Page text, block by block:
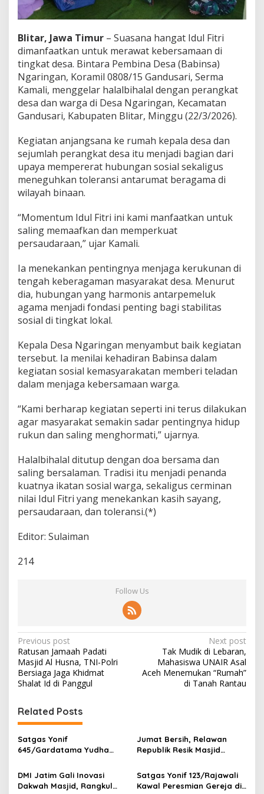
i
g
a
P
e
r
k
u
a
T
o
l
e
r
s
i
W
a
g
a
Blitar, Jawa Timur – Suasana hangat Idul Fitri
dimanfaatkan untuk merawat kebersamaan di
tingkat desa. Bintara Pembina Desa (Babinsa)
Ngaringan, Koramil 0808/15 Gandusari, Serma
Kamali, menggelar halalbihalal dengan perangkat
desa dan warga di Desa Ngaringan, Kecamatan
Gandusari, Kabupaten Blitar, Minggu (22/3/2026).
Kegiatan anjangsana ke rumah kepala desa dan
sejumlah perangkat desa itu menjadi bagian dari
upaya mempererat hubungan sosial sekaligus
meneguhkan toleransi antarumat beragama di
wilayah binaan.
“Momentum Idul Fitri ini kami manfaatkan untuk
saling memaafkan dan memperkuat
persaudaraan,” ujar Kamali.
Ia menekankan pentingnya menjaga kerukunan di
tengah keberagaman masyarakat desa. Menurut
dia, hubungan yang harmonis antarpemeluk
agama menjadi fondasi penting bagi stabilitas
sosial di tingkat lokal.
Kepala Desa Ngaringan menyambut baik kegiatan
tersebut. Ia menilai kehadiran Babinsa dalam
kegiatan sosial kemasyarakatan memberi teladan
dalam menjaga kebersamaan warga.
“Kami berharap kegiatan seperti ini terus dilakukan
agar masyarakat semakin sadar pentingnya hidup
rukun dan saling menghormati,” ujarnya.
Halalbihalal ditutup dengan doa bersama dan
saling bersalaman. Tradisi itu menjadi penanda
kuatnya ikatan sosial warga, sekaligus cerminan
nilai Idul Fitri yang menekankan kasih sayang,
persaudaraan, dan toleransi.(*)
Editor: Sulaiman
214
Follow Us
P
o
s
t
n
a
v
i
g
Previous post
Ratusan Jamaah Padati
Masjid Al Husna, TNI-Polri
Bersiaga Jaga Khidmat
Shalat Id di Panggul
Next post
Tak Mudik di Lebaran,
Mahasiswa UNAIR Asal
Aceh Menemukan “Rumah”
di Tanah Rantau
Related Posts
Satgas Yonif
645/Gardatama Yudha
Distrik Airu
Jumat Bersih, Relawan
Republik Resik Masjid
Ponorogo
DMI Jatim Gali Inovasi
Dakwah Masjid, Rangkul
Satgas Yonif 123/Rajawali
Kawal Peresmian Gereja di